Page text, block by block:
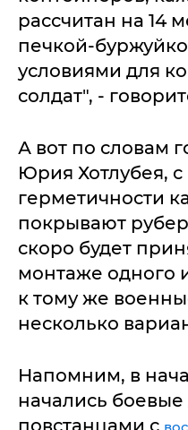
рассчитан на 14
печкой-
условиями для
солдат", -
А вот по словам
Юрия Хотлубея,
герметичности
покрывают
скоро будет
монтаже одного
к тому же
несколько
Напомним, в
начались
повстанцами с